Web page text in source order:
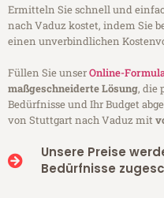
Ermitteln Sie schnell und
nach Vaduz kostet, indem Sie
einen unverbindlichen
Füllen Sie unserOnline-
maßgeschneiderte Lösung, die
Bedürfnisse und Ihr Budget
von Stuttgart nach Vaduz mit
Unsere Preise
Bedürfnisse